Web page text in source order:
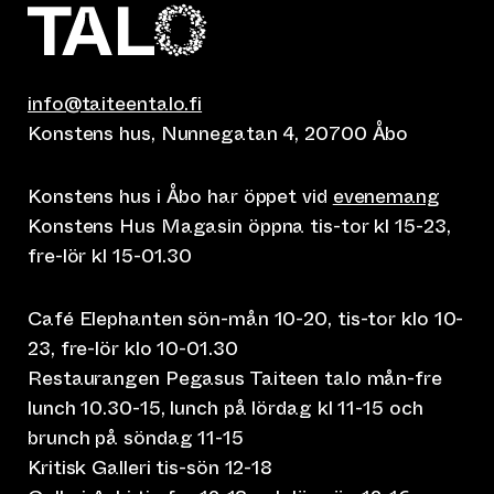
info@taiteentalo.fi
Konstens hus, Nunnegatan 4, 20700 Åbo
Konstens hus i Åbo har öppet vid evenemang
Konstens Hus Magasin öppna tis-tor kl 15-23,
fre-lör kl 15-01.30
Café Elephanten sön-mån 10-20, tis-tor klo 10-
23, fre-lör klo 10-01.30
Restaurangen Pegasus Taiteen talo mån-fre
lunch 10.30-15, lunch på lördag kl 11-15 och
brunch på söndag 11-15
Kritisk Galleri tis-sön 12-18